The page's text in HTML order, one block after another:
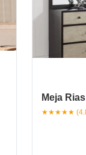
Meja
★★★★★